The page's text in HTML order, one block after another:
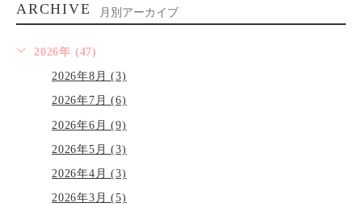
ARCHIVE 月別アーカイブ
2026年 (47)
2026年8月 (3)
2026年7月 (6)
2026年6月 (9)
2026年5月 (3)
2026年4月 (3)
2026年3月 (5)